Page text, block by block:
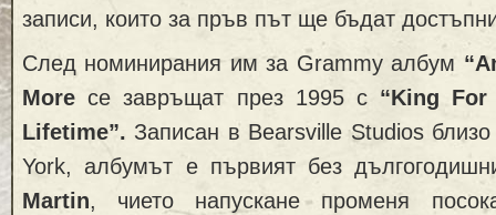
записи, които за пръв път ще бъдат
След номинирания им за Grammy албум
More се завръщат през 1995 с “King
Lifetime”. Записан в Bearsville Studios
York, албумът е първият без
Martin, чието напускане променя